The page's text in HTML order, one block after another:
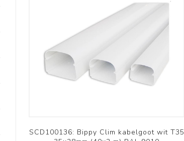
Commercieel PAC
Aquarea
Bekijk meer
SCD100136: Bippy Clim kabelgoot wit T35